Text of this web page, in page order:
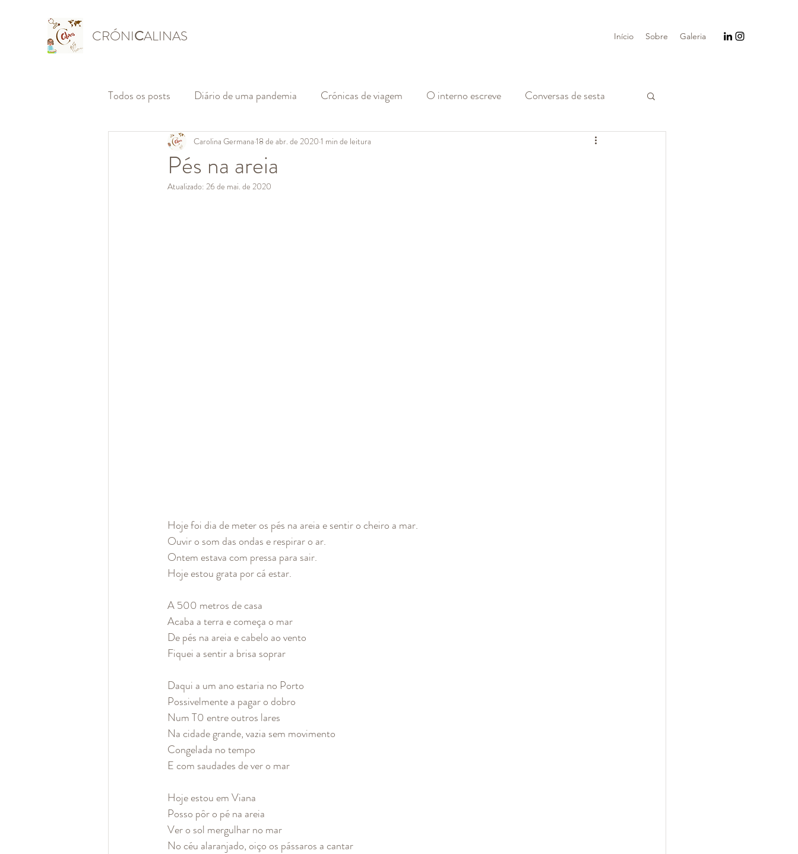
CRÓNICALINAS Início Sobre Galeria
Todos os posts Diário de uma pandemia Crónicas de viagem O interno escreve Conversas de sesta
Pés na areia
Carolina Germana 18 de abr. de 2020 1 min de leitura
Atualizado: 26 de mai. de 2020
Hoje foi dia de meter os pés na areia e sentir o cheiro a mar.
Ouvir o som das ondas e respirar o ar.
Ontem estava com pressa para sair.
Hoje estou grata por cá estar.
A 500 metros de casa
Acaba a terra e começa o mar
De pés na areia e cabelo ao vento
Fiquei a sentir a brisa soprar
Daqui a um ano estaria no Porto
Possivelmente a pagar o dobro
Num T0 entre outros lares
Na cidade grande, vazia sem movimento
Congelada no tempo
E com saudades de ver o mar
Hoje estou em Viana
Posso pôr o pé na areia
Ver o sol mergulhar no mar
No céu alaranjado, oiço os pássaros a cantar